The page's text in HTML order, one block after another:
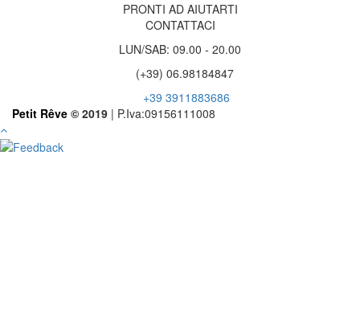
PRONTI AD AIUTARTI
CONTATTACI
LUN/SAB: 09.00 - 20.00
(+39) 06.98184847
+39 3911883686
Petit Rêve © 2019 | P.Iva:09156111008